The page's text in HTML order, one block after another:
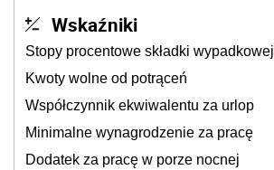
Wskaźniki
Stopy procentowe składki wypadkowej
Kwoty wolne od potrąceń
Współczynnik ekwiwalentu za urlop
Minimalne wynagrodzenie za pracę
Dodatek za pracę w porze nocnej